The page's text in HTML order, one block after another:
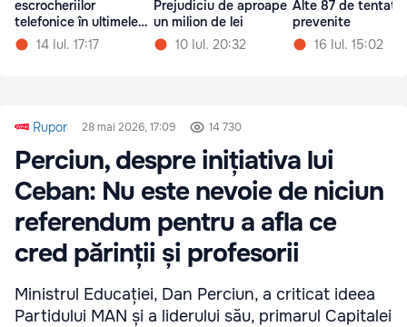
escrocheriilor
telefonice în ultimele
24 de ore
14 Iul. 17:17
Prejudiciu de aproape
un milion de lei
10 Iul. 20:32
Alte 87 de
prevenite
16 Iul. 15:02
Rupor 28 mai 2026, 17:09 14 730
Perciun, despre inițiativa lui
Ceban: Nu este nevoie de niciun
referendum pentru a afla ce
cred părinții și profesorii
Ministrul Educației, Dan Perciun, a criticat ideea
Partidului MAN și a liderului său, primarul Capitalei